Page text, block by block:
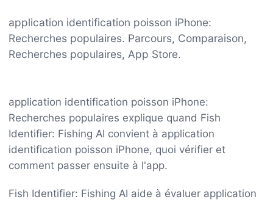
application identification poisson iPhone:
Recherches populaires. Parcours, Comparaison,
Recherches populaires, App Store.
application identification poisson iPhone:
Recherches populaires explique quand Fish
Identifier: Fishing AI convient à application
identification poisson iPhone, quoi vérifier et
comment passer ensuite à l'app.
Fish Identifier: Fishing AI aide à évaluer application